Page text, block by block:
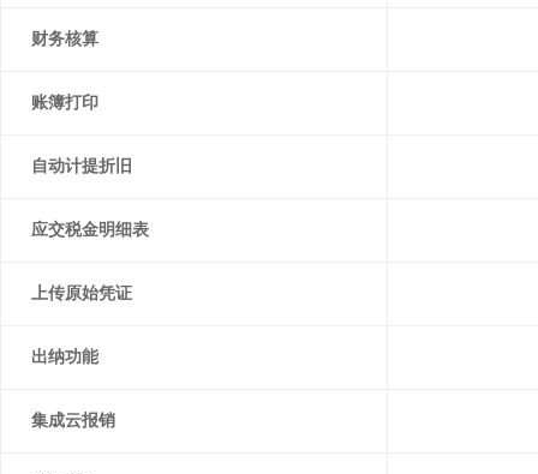
财务核算
账簿打印
自动计提折旧
应交税金明细表
上传原始凭证
出纳功能
集成云报销